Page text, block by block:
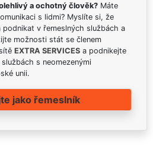
a ochotný člověk? Máte
s lidmi? Myslíte si, že
v řemeslných službách a
možnosti stát se členem
EXTRA SERVICES a podnikejte
s neomezenými
unii.
jako řemeslník